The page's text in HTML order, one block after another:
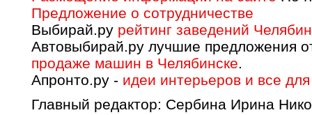
Предложение о сотрудничестве
Выбирай.ру рейтинг заведений
Автовыбирай.ру лучшие предложения
продаже машин в Челябинске.
Апронто.ру - идеи интерьеров и все
Главный редактор: Сербина Ирина